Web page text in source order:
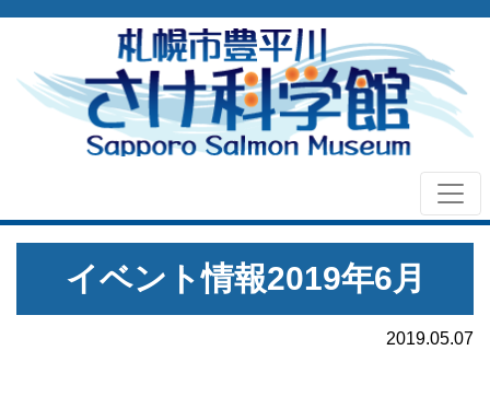
イベント情報2019年6月
2019.05.07